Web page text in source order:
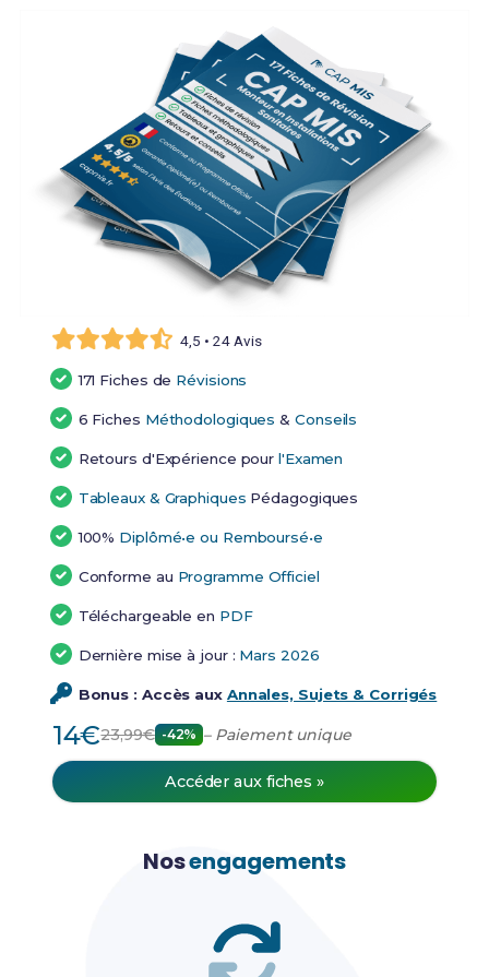
4,5 • 24 Avis
171 Fiches de Révisions
6 Fiches Méthodologiques &Conseils
Retours d'Expérience pourl'Examen
Tableaux & Graphiques Pédagogiques
100% Diplômé•e ou Remboursé•e
Conforme au Programme Officiel
Téléchargeable en PDF
Dernière mise à jour : Mars 2026
Bonus : Accès aux Annales, Sujets & Corrigés
14€23,99€ -42% – Paiement unique
Accéder aux fiches »
Nosengagements